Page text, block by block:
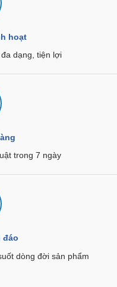
hoạt
dạng, tiện lợi
trong 7 ngày
đáo
dòng đời sản phẩm